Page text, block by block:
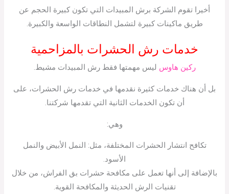
أخيرا تقوم الشركة برش المبيدات التي تكون كبيرة الحجم عن
طريق ماكينات كبيرة لتشمل النطاقات الواسعة والكبيرة.
خدمات رش الحشرات بالمزاحمية
ركين هاوس ليس مهمتها فقط رش المبيدات مشيط.
بل أن هناك خدمات كثيرة نقدمها في خدمات رش الحشرات، على
أن تكون الخدمات الثانية التي تقدمها شركتنا.
وهي:
تكافح انتشار الحشرات المختلفة، مثل: النمل الأبيض والنمل
الأسود.
بالإضافة إلى أنها تعمل على مكافحة حشرات بق الفراش، من خلال
تقنيات الرش الحديثة والمكافحة القوية.